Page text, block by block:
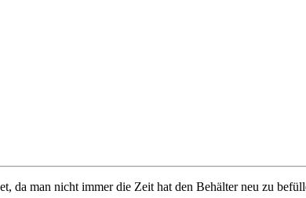
da man nicht immer die Zeit hat den Behälter neu zu